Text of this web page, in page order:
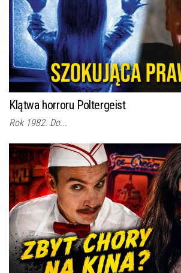
Klątwa horroru Poltergeist
Rok 1982. Do...